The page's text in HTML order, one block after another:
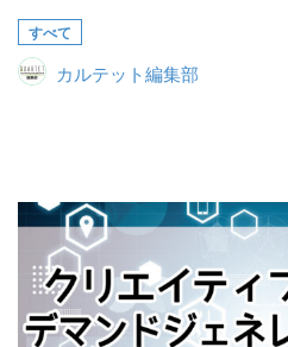
広告代理店・HP制作会社様へ
お問い合わせ
すべて
カルテット編集部